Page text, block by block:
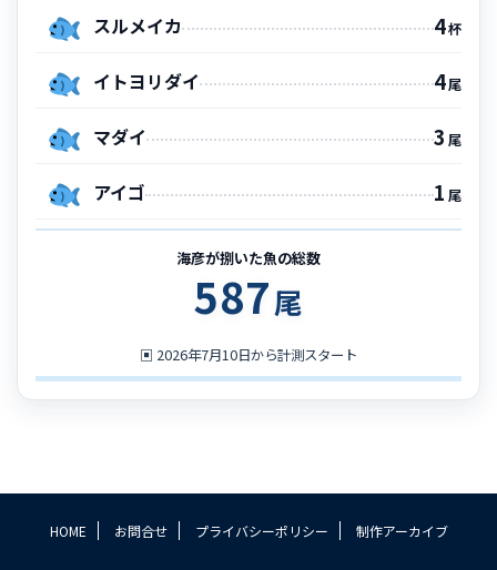
スルメイカ 4杯
イトヨリダイ 4尾
マダイ 3 尾
アイゴ 1 尾
海彦が捌いた魚の総数
587尾
▣ 2026年7月10日から計測スタート
HOME お問合せ プライバシーポリシー 制作アーカイブ